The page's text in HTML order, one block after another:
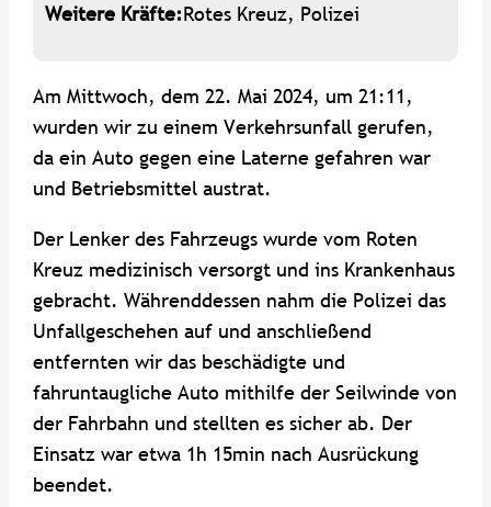
Weitere Kräfte:Rotes Kreuz, Polizei
Am Mittwoch, dem 22. Mai 2024, um 21:11,
wurden wir zu einem Verkehrsunfall gerufen,
da ein Auto gegen eine Laterne gefahren war
und Betriebsmittel austrat.
Der Lenker des Fahrzeugs wurde vom Roten
Kreuz medizinisch versorgt und ins Krankenhaus
gebracht. Währenddessen nahm die Polizei das
Unfallgeschehen auf und anschließend
entfernten wir das beschädigte und
fahruntaugliche Auto mithilfe der Seilwinde von
der Fahrbahn und stellten es sicher ab. Der
Einsatz war etwa 1h 15min nach Ausrückung
beendet.